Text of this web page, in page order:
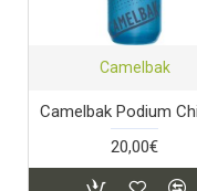
Camelbak
20,00€